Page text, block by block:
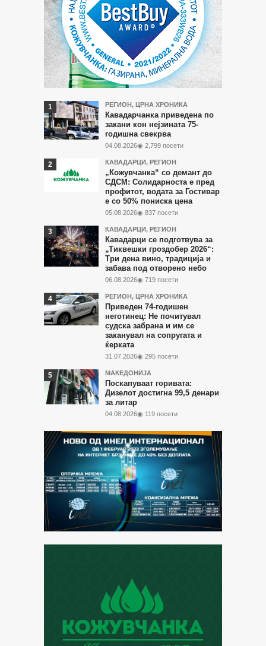
Најчитани
во
последните
7
дена
РЕГИОН, ЦРНА ХРОНИКА
Кавадарчанка приведена по
закани кон нејзината 75-
годишна свекрва
04.08.2026◉ 2,799 посети
КАВАДАРЦИ, РЕГИОН
„Кожувчанка“ со демант до
СДСМ: Солидарноста е пред
профитот, водата за Гостивар
е со 50% пониска цена
05.08.2026◉ 837 посети
КАВАДАРЦИ, РЕГИОН
Кавадарци се подготвува за
„Тиквешки гроздобер 2026“:
Три дена вино, традиција и
забава под отворено небо
06.08.2026◉ 719 посети
РЕГИОН, ЦРНА ХРОНИКА
Приведен 74-годишен
неготинец: Не почитувал
судска забрана и им се
заканувал на сопругата и
ќерката
31.07.2026◉ 295 посети
МАКЕДОНИЈА
Поскапуваат горивата:
Дизелот достигна 99,5 денари
за литар
04.08.2026◉ 119 посети